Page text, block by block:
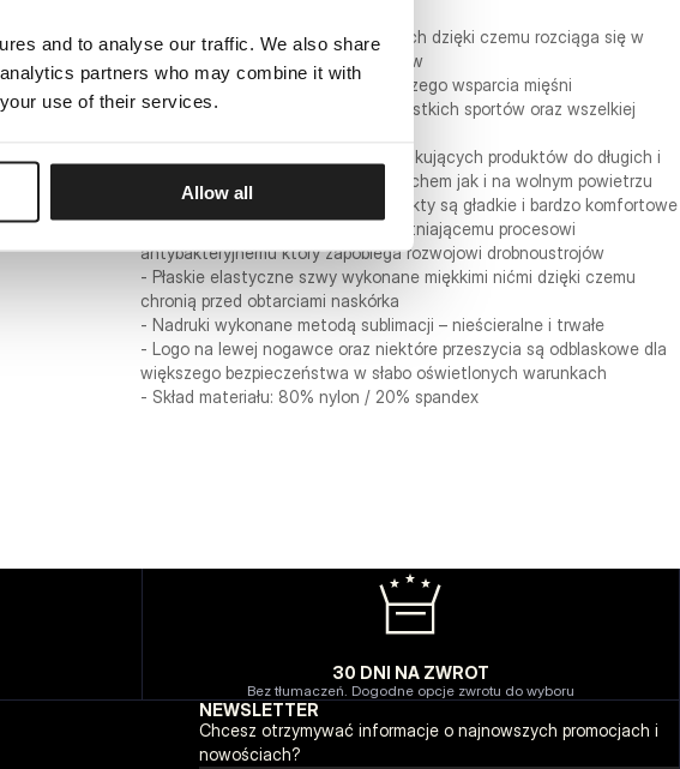
and to analyse our traffic. We also share
partners who may combine it with
use of their services.
Allow all
- Tkanina z systemem 4-way stretch dzięki czemu rozciąga się w
każdym kierunku nie krepując ruchów
- Bardzo wysoka kompresja dla lepszego wsparcia mięśni
- Przeznaczone do uprawiania wszystkich sportów oraz wszelkiej
- Linia przeznaczona dla osób poszukujących produktów do długich i
ciężkich treningów zarówno pod dachem jak i na wolnym powietrzu
- Dzięki zastosowaniu nylonu produkty są gładkie i bardzo komfortowe
- Materiał został poddany uszlachetniającemu procesowi
antybakteryjnemu który zapobiega rozwojowi drobnoustrojów
- Płaskie elastyczne szwy wykonane miękkimi nićmi dzięki czemu
chronią przed obtarciami naskórka
- Nadruki wykonane metodą sublimacji – nieścieralne i trwałe
- Logo na lewej nogawce oraz niektóre przeszycia są odblaskowe dla
większego bezpieczeństwa w słabo oświetlonych warunkach
- Skład materiału: 80% nylon / 20% spandex
30 DNI NA ZWROT
Bez tłumaczeń. Dogodne opcje zwrotu do wyboru
NEWSLETTER
Chcesz otrzymywać informacje o najnowszych promocjach i
nowościach?